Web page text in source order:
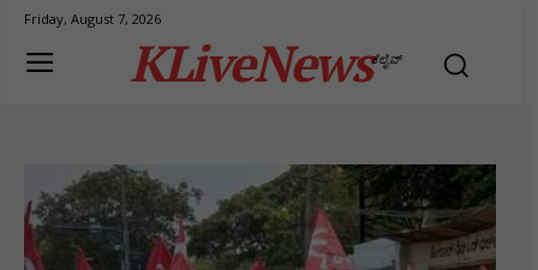
Friday, August 7, 2026
KLiveNewsಕೆಲೈವ್